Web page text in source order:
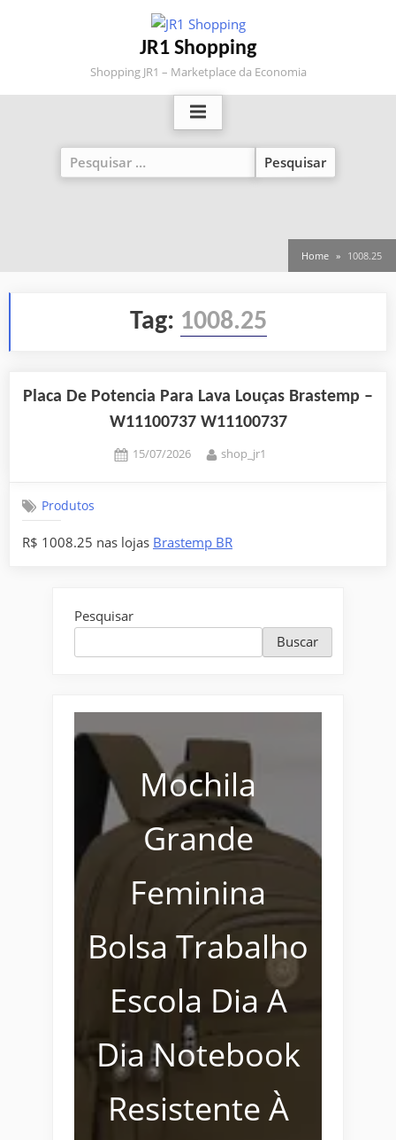
JR1 Shopping
Shopping JR1 – Marketplace da Economia
Pesquisar
por:
Home 1008.25
Tag: 1008.25
Placa De Potencia Para Lava Louças Brastemp –
W11100737 W11100737
Posted
15/07/2026 By
shop_jr1
Produtos
R$ 1008.25 nas lojas Brastemp BR
Pesquisar
Buscar
Mochila
Grande
Feminina
Bolsa Trabalho
Escola Dia A
Dia Notebook
Resistente À